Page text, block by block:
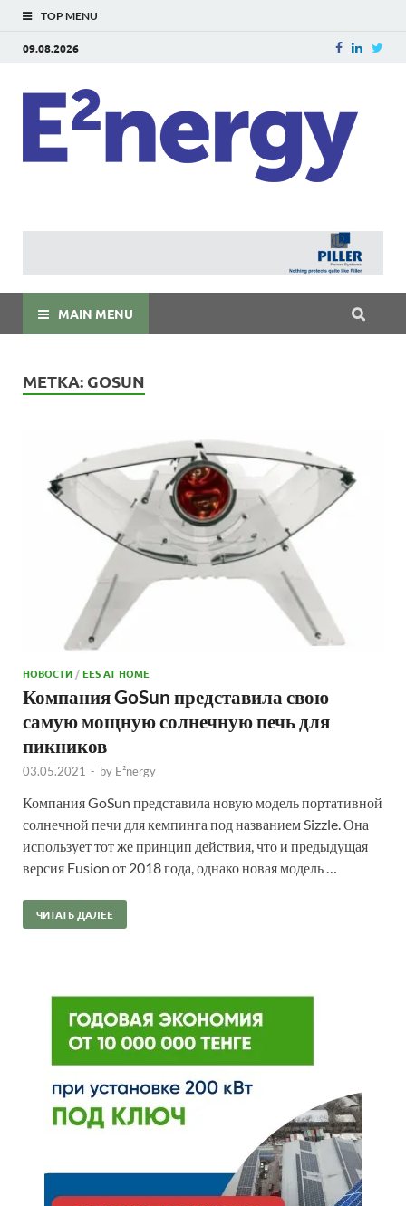
TOP MENU
09.08.2026
MAIN MENU
МЕТКА: GOSUN
НОВОСТИ /EES AT HOME
Компания GoSun представила свою
самую мощную солнечную печь для
пикников
03.05.2021 - by E²nergy
Компания GoSun представила новую модель портативной
солнечной печи для кемпинга под названием Sizzle. Она
использует тот же принцип действия, что и предыдущая
версия Fusion от 2018 года, однако новая модель …
ЧИТАТЬ ДАЛЕЕ